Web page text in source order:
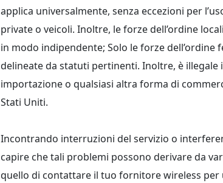
applica universalmente, senza eccezioni per
private o veicoli. Inoltre, le forze dell’ordine
in modo indipendente; Solo le forze
delineate da statuti pertinenti. Inoltre, è
importazione o qualsiasi altra forma di
Stati Uniti.
Incontrando interruzioni del servizio o
capire che tali problemi possono derivare da
quello di contattare il tuo fornitore wireless per